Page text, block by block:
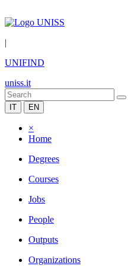
|
UNIFIND
uniss.it
IT EN
×
Home
Degrees
Courses
Jobs
People
Outputs
Organizations